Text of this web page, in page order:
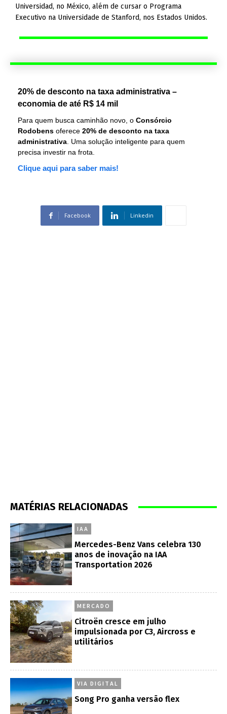
Universidad, no México, além de cursar o Programa
Executivo na Universidade de Stanford, nos Estados Unidos.
20% de desconto na taxa administrativa –
economia de até R$ 14 mil
Para quem busca caminhão novo, o Consórcio
Rodobens oferece 20% de desconto na taxa
administrativa . Uma solução inteligente para quem
precisa investir na frota.
Clique aqui para saber mais!
Facebook Linkedin
MATÉRIAS RELACIONADAS
IAA
Mercedes-Benz Vans celebra 130
anos de inovação na IAA
Transportation 2026
MERCADO
Citroën cresce em julho
impulsionada por C3, Aircross e
utilitários
VIA DIGITAL
Song Pro ganha versão flex